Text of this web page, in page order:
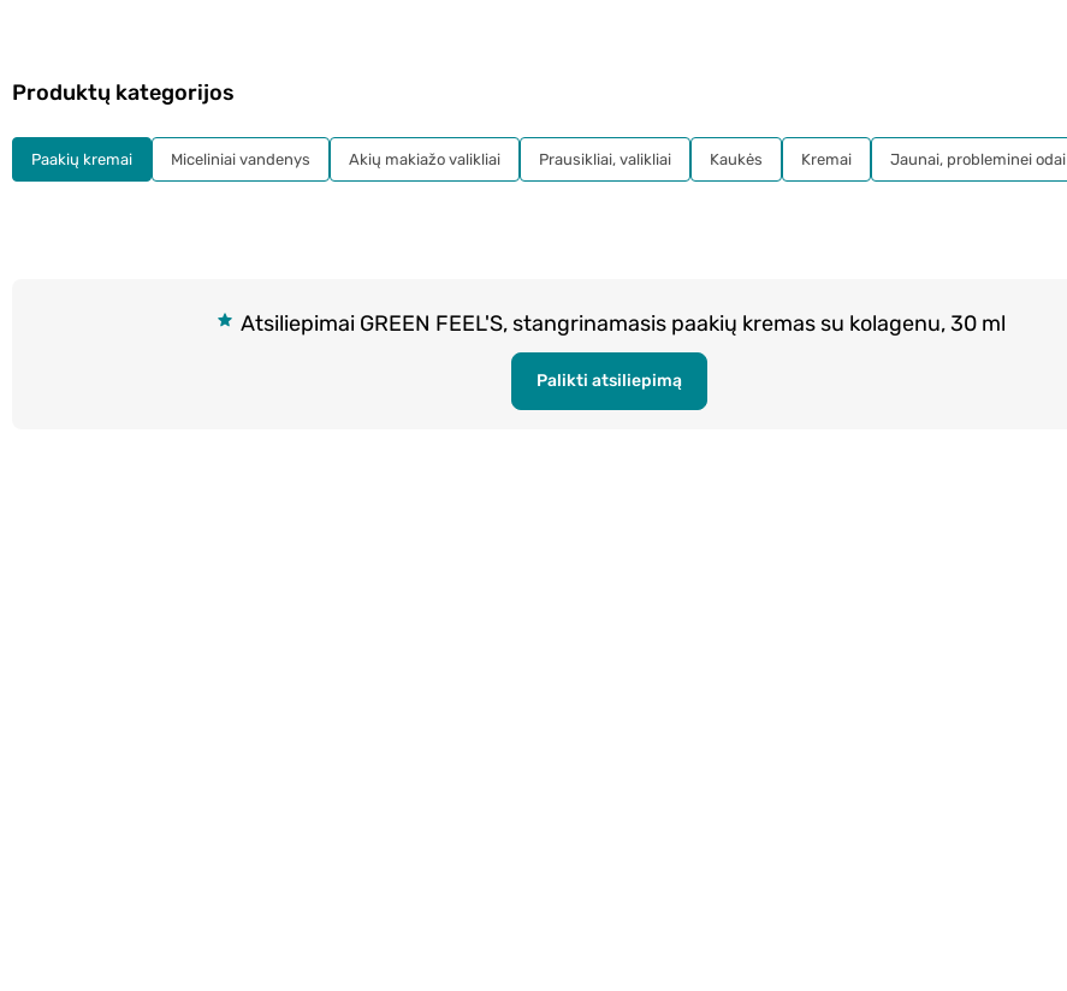
Atsiliepimai GREEN FEEL'S, stangrinamasis paakių kremas su kolagenu, 30 ml
Palikti atsiliepimą
Produktų kategorijos
Paakių kremai Miceliniai vandenys Akių makiažo valikliai Prausikliai, valikliai Kaukės Kremai Jaunai, probleminei odai